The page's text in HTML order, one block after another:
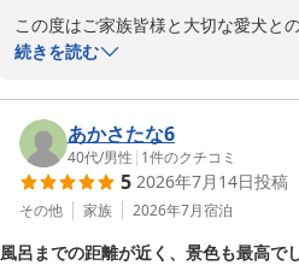
ホテルラフォーレ那須
2026-08-04
ホテルラフォーレ那須
部屋に忘れ物をしたらめんどくさいか
総合的には、とてもいいお宿でした。
この度はご家族皆様と大切な愛犬と
き、誠にありがとうございました。
コテージでは、お子様や愛犬にも広
しいただけたご様子を、大変嬉しく
用アメニティや清掃につきましても
りがとうございます。
たとのこと、調理スタッフにとって
続きを読む
あかさたな6
40代/男性 | 1件のクチコミ
5 2026年7月14日投稿
その他 家族 2026年7月宿泊
風呂までの距離が近く、景色も最高で